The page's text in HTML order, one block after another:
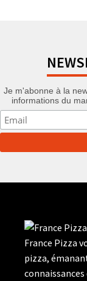
Je m'abonne à la
informations du
France Pizza
pizza,